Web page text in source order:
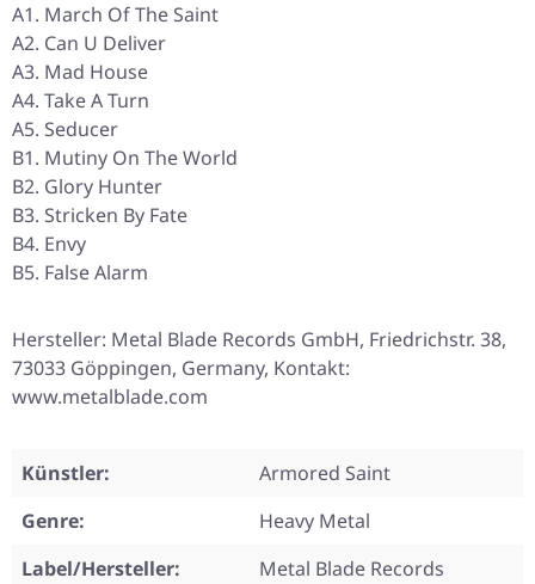
A1. March Of The Saint
A2. Can U Deliver
A3. Mad House
A4. Take A Turn
A5. Seducer
B1. Mutiny On The World
B2. Glory Hunter
B3. Stricken By Fate
B4. Envy
B5. False Alarm
Hersteller: Metal Blade Records GmbH, Friedrichstr. 38,
73033 Göppingen, Germany, Kontakt:
www.metalblade.com
Künstler:
Armored Saint
Genre:
Heavy Metal
Label/Hersteller:
Metal Blade Records